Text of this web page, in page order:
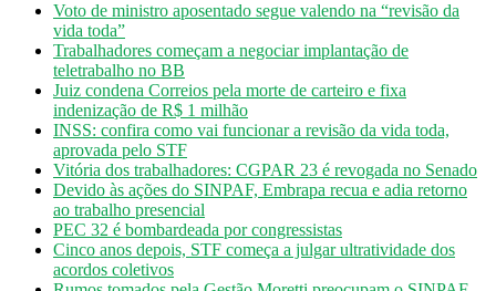
Voto de ministro aposentado segue valendo na “revisão da
vida toda”
Trabalhadores começam a negociar implantação de
teletrabalho no BB
Juiz condena Correios pela morte de carteiro e fixa
indenização de R$ 1 milhão
INSS: confira como vai funcionar a revisão da vida toda,
aprovada pelo STF
Vitória dos trabalhadores: CGPAR 23 é revogada no Senado
Devido às ações do SINPAF, Embrapa recua e adia retorno
ao trabalho presencial
PEC 32 é bombardeada por congressistas
Cinco anos depois, STF começa a julgar ultratividade dos
acordos coletivos